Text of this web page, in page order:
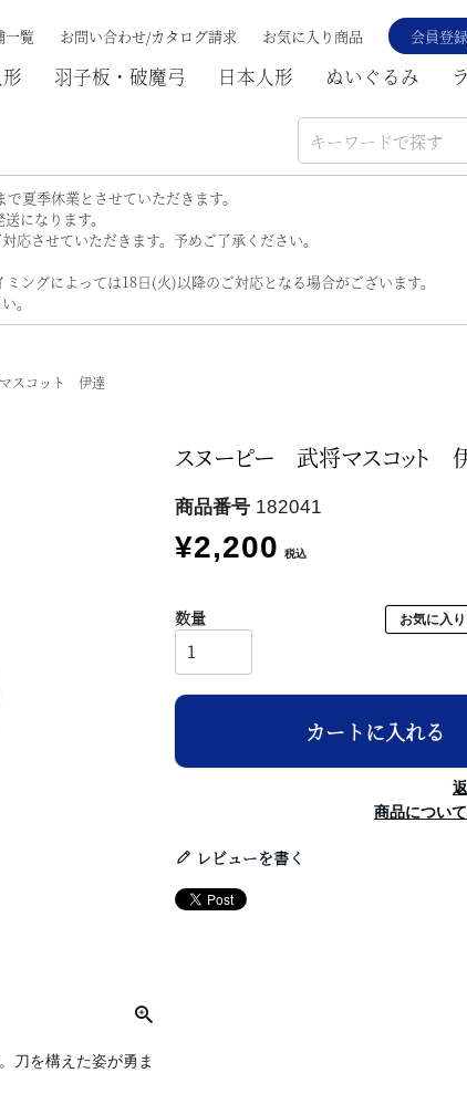
一覧 お問い合わせ/カタログ請求 お気に入り商品 会員登
羽子板・破魔弓 日本人形 ぬいぐるみ
夏季休業とさせていただきます。
になります。
させていただきます。予めご了承ください。
グによっては18日(火)以降のご対応となる場合がございます。
。
スコット 伊達
刀を構えた姿が勇ま
スヌーピー 武将マスコット
商品番号 182041
¥2,200 税込
お気に入
カートに入れる
商品につい
レビューを書く